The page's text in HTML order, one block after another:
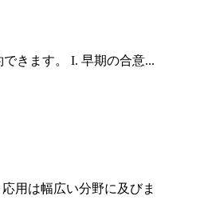
きます。 I. 早期の合意...
用は幅広い分野に及びま